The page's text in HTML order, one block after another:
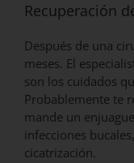
Recuperación
Después de una
meses. El
son los cuidados
Probablemente te
mande un
infecciones
cicatrización.